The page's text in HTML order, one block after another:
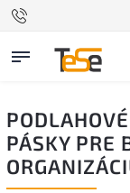
PÁSKY PRE